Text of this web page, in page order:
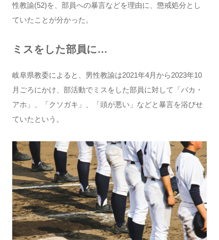
性教諭(52)を、部員への暴言などを理由に、懲戒処分とし
ていたことが分かった。
ミスをした部員に…
岐阜県教委によると、男性教諭は2021年4月から2023年10
月ごろにかけ、部活動でミスをした部員に対して「バカ・
アホ」、「クソガキ」、「頭が悪い」などと暴言を浴びせ
ていたという。